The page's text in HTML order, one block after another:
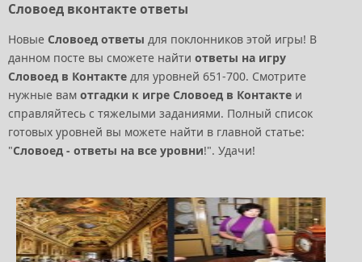
Словоед вконтакте ответы
Новые Словоед ответы для поклонников этой игры! В
данном посте вы сможете найти ответы на игру
Словоед в Контакте для уровней 651-700. Смотрите
нужные вам отгадки к игре Словоед в Контакте и
справляйтесь с тяжелыми заданиями. Полный список
готовых уровней вы можете найти в главной статье:
"Словоед - ответы на все уровни!". Удачи!